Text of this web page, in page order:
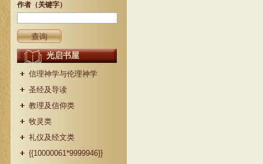
作者（关键字）
光启书屋
信理神学与伦理神学
圣经及导读
教理及信仰类
牧灵类
礼仪及经文类
{{10000061*9999946}}